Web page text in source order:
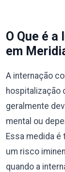
O Que é
em
A internação
hospitalização
geralmente
mental ou
Essa medida
um risco
quando a